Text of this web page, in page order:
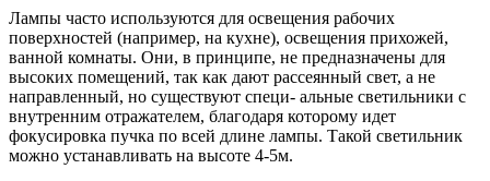
Лампы часто используются для освещения рабочих
поверхностей (например, на кухне), освещения прихожей,
ванной комнаты. Они, в принципе, не предназначены для
высоких помещений, так как дают рассеянный свет, а не
направленный, но существуют специ- альные светильники с
внутренним отражателем, благодаря которому идет
фокусировка пучка по всей длине лампы. Такой светильник
можно устанавливать на высоте 4-5м.